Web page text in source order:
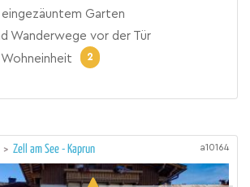
Garten
Wanderwege vor der Tür
2
> Zell am See - Kaprun a10164